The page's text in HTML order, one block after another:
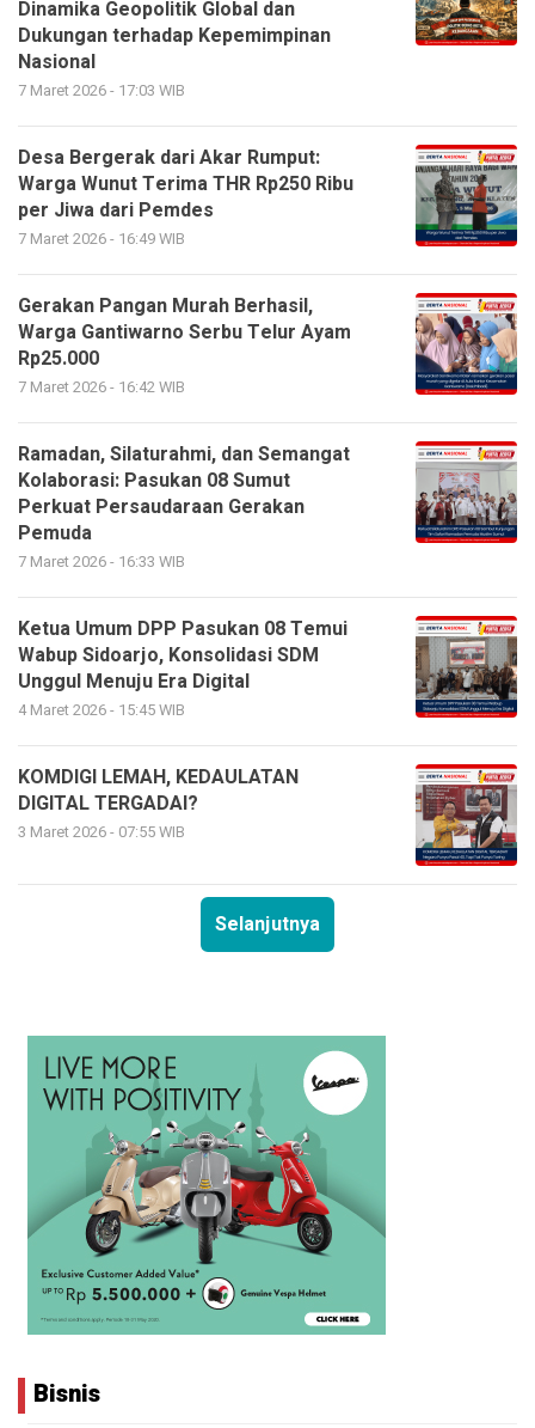
Dinamika Geopolitik Global dan
Dukungan terhadap Kepemimpinan
Nasional
7 Maret 2026 - 17:03 WIB
Desa Bergerak dari Akar Rumput:
Warga Wunut Terima THR Rp250 Ribu
per Jiwa dari Pemdes
7 Maret 2026 - 16:49 WIB
Gerakan Pangan Murah Berhasil,
Warga Gantiwarno Serbu Telur Ayam
Rp25.000
7 Maret 2026 - 16:42 WIB
Ramadan, Silaturahmi, dan Semangat
Kolaborasi: Pasukan 08 Sumut
Perkuat Persaudaraan Gerakan
Pemuda
7 Maret 2026 - 16:33 WIB
Ketua Umum DPP Pasukan 08 Temui
Wabup Sidoarjo, Konsolidasi SDM
Unggul Menuju Era Digital
4 Maret 2026 - 15:45 WIB
KOMDIGI LEMAH, KEDAULATAN
DIGITAL TERGADAI?
3 Maret 2026 - 07:55 WIB
Selanjutnya
Bisnis